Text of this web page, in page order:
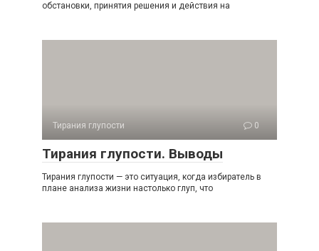
обста­новки, принятия решения и действия на
Тирания глупости 0
Тирания глупости. Выводы
Тирания глупости — это ситуация, когда избиратель в
плане анализа жизни настолько глуп, что